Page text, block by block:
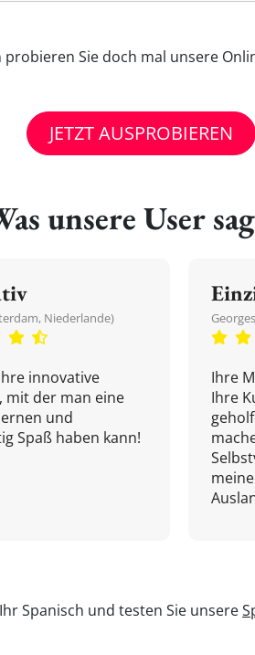
Sie doch mal unsere
JETZT AUSPROBIEREN
unsere User
Niederlande)
innovative
mit der man eine
und
Spaß haben kann!
Ihre
Ihre
Spanisch und testen Sie unsere